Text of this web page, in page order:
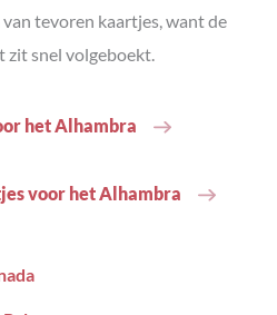
tevoren kaartjes, want de
zit snel volgeboekt.
het Alhambra
voor het Alhambra